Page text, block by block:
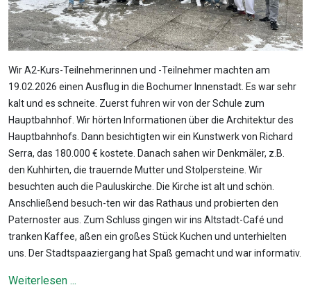
Wir A2-Kurs-Teilnehmerinnen und -Teilnehmer machten am
19.02.2026 einen Ausflug in die Bochumer Innenstadt. Es war sehr
kalt und es schneite. Zuerst fuhren wir von der Schule zum
Hauptbahnhof. Wir hörten Informationen über die Architektur des
Hauptbahnhofs. Dann besichtigten wir ein Kunstwerk von Richard
Serra, das 180.000 € kostete. Danach sahen wir Denkmäler, z.B.
den Kuhhirten, die trauernde Mutter und Stolpersteine. Wir
besuchten auch die Pauluskirche. Die Kirche ist alt und schön.
Anschließend besuch-ten wir das Rathaus und probierten den
Paternoster aus. Zum Schluss gingen wir ins Altstadt-Café und
tranken Kaffee, aßen ein großes Stück Kuchen und unterhielten
uns. Der Stadtspaaziergang hat Spaß gemacht und war informativ.
Weiterlesen ...